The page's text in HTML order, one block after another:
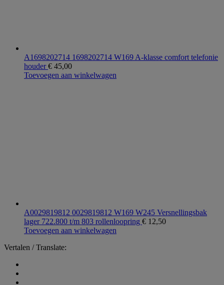
A1698202714 1698202714 W169 A-klasse comfort telefonie
houder€ 45,00
Toevoegen aan winkelwagen
A0029819812 0029819812 W169 W245 Versnellingsbak
lager 722.800 t/m 803 rollenloopring € 12,50
Toevoegen aan winkelwagen
Vertalen / Translate: